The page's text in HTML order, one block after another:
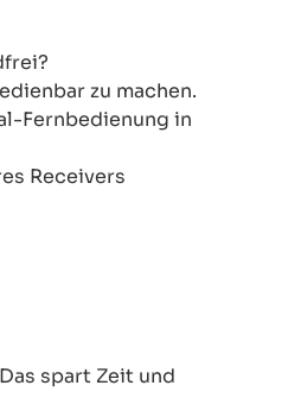
zu machen.
Fernbedienung in
Receivers
spart Zeit und